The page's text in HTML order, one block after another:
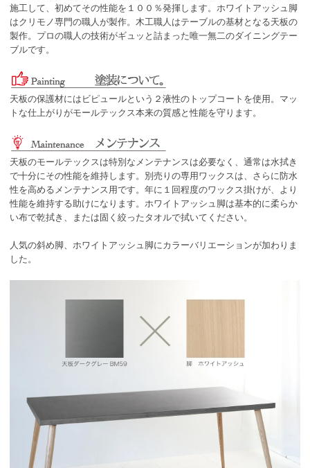
施工して、初めてその性能を１００％発揮します。ホワイトアッシュ脚
はクリモノ専門の職人が製作。木工職人はテーブルの基材となる天板の
製作。プロの職人の技術がギュッと詰まった唯一無二のダイニングテー
ブルです。
天板の保護材にはビピュールという２液性のトップコートを使用。マッ
トな仕上がりがモールテックス本来の質感と性能を守ります。
天板のモールテックスは特別なメンテナンスは必要なく、通常は水拭き
で十分にその性能を維持します。別売りの専用ワックスは、さらに防水
性を高めるメンテナンス用です。年に１回程度のワックス掛けが、より
性能を維持する助けになります。ホワイトアッシュ脚は基本的に柔らか
い布で乾拭き、または固く絞ったタオルで拭いてください。
人気の斜め脚、ホワイトアッシュ脚にカラーバリエーションが加わりま
した。